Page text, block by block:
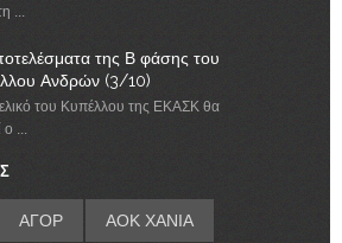
...
της Β φάσης του
Ανδρών (3/10)
του Κυπέλλου της ΕΚΑΣΚ θα
...
ΑΓΟΡ ΑΟΚ ΧΑΝΙΑ